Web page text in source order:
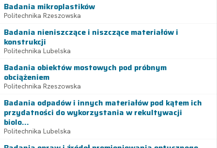
Badania mikroplastików
Politechnika Rzeszowska
Badania nieniszczące i niszczące materiałów i
konstrukcji
Politechnika Lubelska
Badania obiektów mostowych pod próbnym
obciążeniem
Politechnika Rzeszowska
Badania odpadów i innych materiałów pod kątem ich
przydatności do wykorzystania w rekultywacji
biolo...
Politechnika Lubelska